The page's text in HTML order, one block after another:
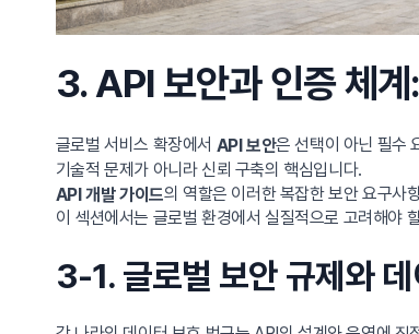
3. API 보안과 인증 체
글로벌 서비스 확장에서 API 보안은 선택이 아닌 필수
기술적 문제가 아니라 신뢰 구축의 핵심입니다.
API 개발 가이드의 역할은 이러한 복잡한 보안 요구사
이 섹션에서는 글로벌 환경에서 실질적으로 고려해야
3-1. 글로벌 보안 규제와